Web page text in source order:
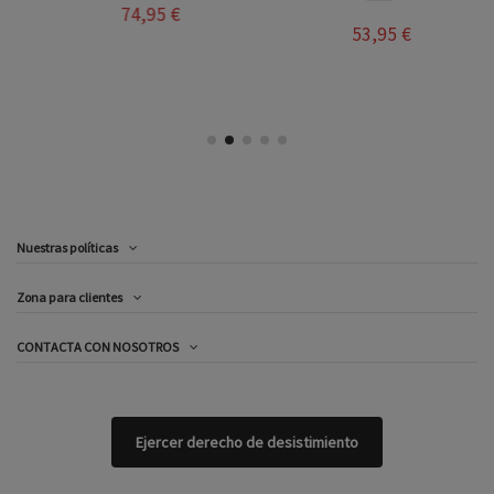
74,95 €
53,95 €
Nuestras políticas
Zona para clientes
CONTACTA CON NOSOTROS
Ejercer derecho de desistimiento